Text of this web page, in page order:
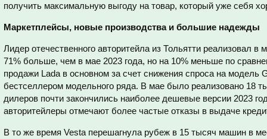
получить максимальную выгоду на товар, который уже себя
Маркетплейсы, новые производства и большие надежды
Лидер отечественного авторитейла из Тольятти реализовал
71% больше, чем в мае 2023 года, но на 10% меньше по
продажи Lada в основном за счет снижения спроса на модель
бестселлером модельного ряда. В мае было реализовано 18
дилеров почти закончились наиболее дешевые версии 2023
авторитейлеры отмечают более частые отказы в выдаче
В то же время Vesta перешагнула рубеж в 15 тысяч машин в